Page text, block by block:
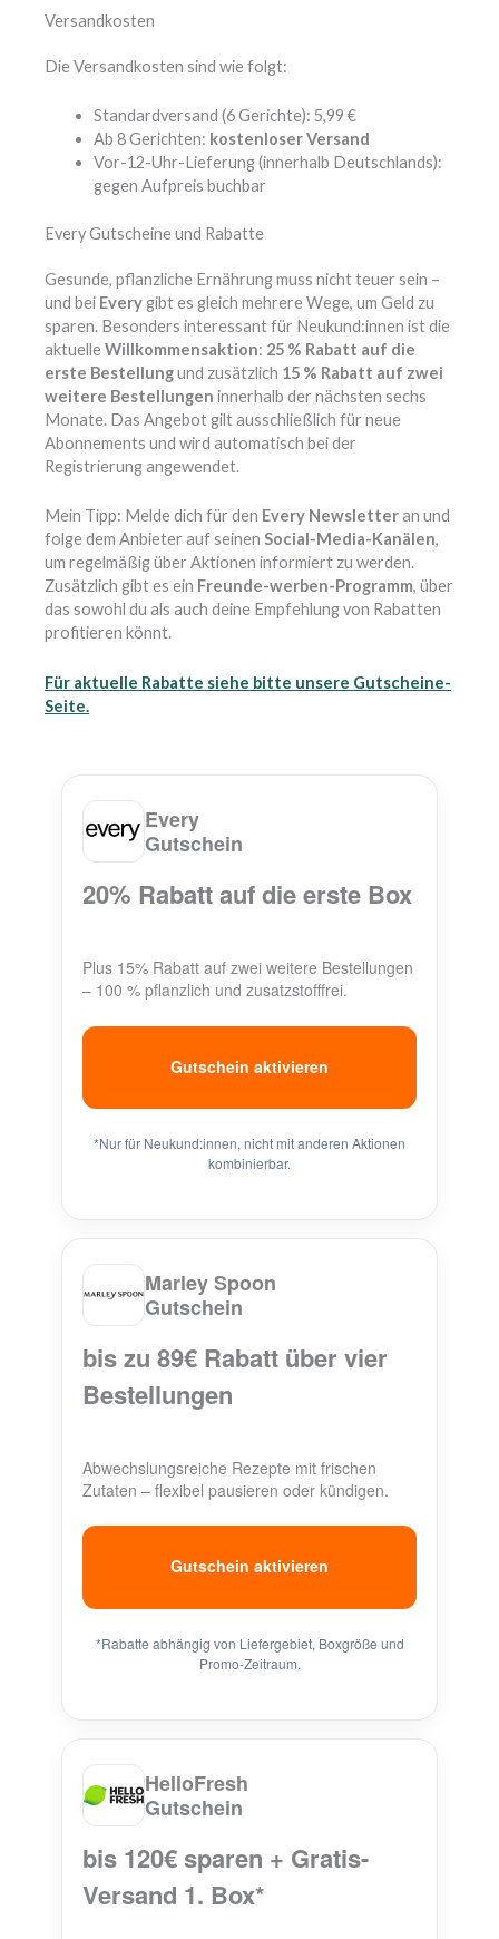
Versandkosten
Die Versandkosten sind wie folgt:
Standardversand (6 Gerichte): 5,99 €
Ab 8 Gerichten: kostenloser Versand
Vor-12-Uhr-Lieferung (innerhalb Deutschlands):
gegen Aufpreis buchbar
Every Gutscheine und Rabatte
Gesunde, pflanzliche Ernährung muss nicht teuer sein –
und bei Everygibt es gleich mehrere Wege, um Geld zu
sparen. Besonders interessant für Neukund:innen ist die
aktuelleWillkommensaktion: 25 % Rabatt auf die
erste Bestellungund zusätzlich 15 % Rabatt auf zwei
weitere Bestellungen innerhalb der nächsten sechs
Monate. Das Angebot gilt ausschließlich für neue
Abonnements und wird automatisch bei der
Registrierung angewendet.
Mein Tipp: Melde dich für den Every Newsletteran und
folge dem Anbieter auf seinen Social-Media-Kanälen,
um regelmäßig über Aktionen informiert zu werden.
Zusätzlich gibt es ein Freunde-werben-Programm, über
das sowohl du als auch deine Empfehlung von Rabatten
profitieren könnt.
Für aktuelle Rabatte siehe bitte unsere Gutscheine-
Seite.
Every
Gutschein
20% Rabatt auf die erste Box
Plus 15% Rabatt auf zwei weitere Bestellungen
– 100 % pflanzlich und zusatzstofffrei.
Gutschein aktivieren
*Nur für Neukund:innen, nicht mit anderen Aktionen
kombinierbar.
Marley Spoon
Gutschein
bis zu 89€ Rabatt über vier
Bestellungen
Abwechslungsreiche Rezepte mit frischen
Zutaten – flexibel pausieren oder kündigen.
Gutschein aktivieren
*Rabatte abhängig von Liefergebiet, Boxgröße und
Promo-Zeitraum.
HelloFresh
Gutschein
bis 120€ sparen + Gratis-
Versand 1. Box*